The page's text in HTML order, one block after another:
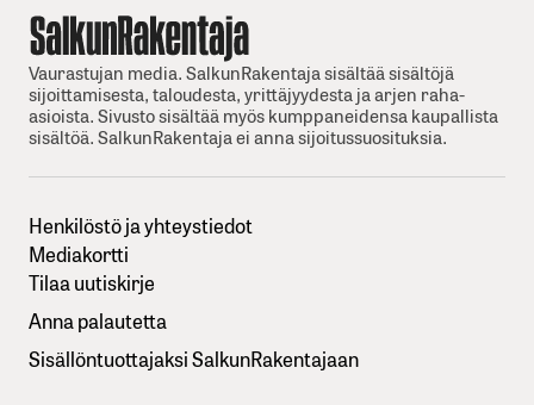
Vaurastujan media. SalkunRakentaja sisältää sisältöjä
sijoittamisesta, taloudesta, yrittäjyydesta ja arjen raha-
asioista. Sivusto sisältää myös kumppaneidensa kaupallista
sisältöä. SalkunRakentaja ei anna sijoitussuosituksia.
Henkilöstö ja yhteystiedot
Mediakortti
Tilaa uutiskirje
Anna palautetta
Sisällöntuottajaksi SalkunRakentajaan